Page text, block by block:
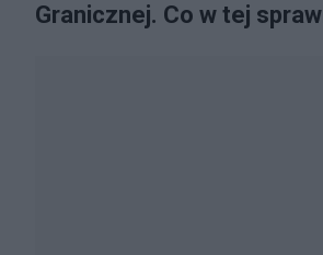
Granicznej. Co w tej